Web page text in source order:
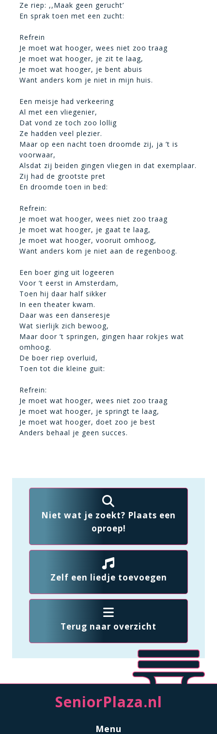
Ze riep: ,,Maak geen gerucht’
En sprak toen met een zucht:
Refrein
Je moet wat hooger, wees niet zoo traag
Je moet wat hooger, je zit te laag,
Je moet wat hooger, je bent abuis
Want anders kom je niet in mijn huis.
Een meisje had verkeering
Al met een vliegenier,
Dat vond ze toch zoo lollig
Ze hadden veel plezier.
Maar op een nacht toen droomde zij, ja ’t is
voorwaar,
Alsdat zij beiden gingen vliegen in dat exemplaar.
Zij had de grootste pret
En droomde toen in bed:
Refrein:
Je moet wat hooger, wees niet zoo traag
Je moet wat hooger, je gaat te laag,
Je moet wat hooger, vooruit omhoog,
Want anders kom je niet aan de regenboog.
Een boer ging uit logeeren
Voor ’t eerst in Amsterdam,
Toen hij daar half sikker
In een theater kwam.
Daar was een danseresje
Wat sierlijk zich bewoog,
Maar door ’t springen, gingen haar rokjes wat
omhoog.
De boer riep overluid,
Toen tot die kleine guit:
Refrein:
Je moet wat hooger, wees niet zoo traag
Je moet wat hooger, je springt te laag,
Je moet wat hooger, doet zoo je best
Anders behaal je geen succes.
Niet wat je zoekt? Plaats een
oproep!
Zelf een liedje toevoegen
Terug naar overzicht
SeniorPlaza.nl
Menu